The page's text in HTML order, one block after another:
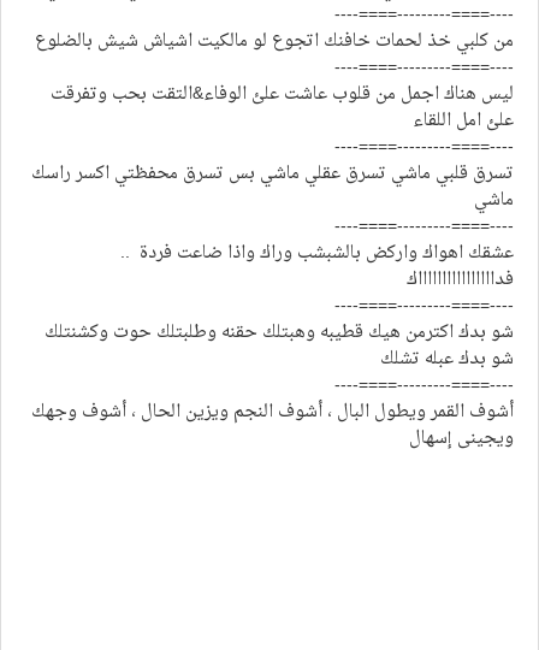
----====---------====----
من كلبي خذ لحمات خافنك اتجوع لو مالكيت اشياش شيش بالضلوع
----====---------====----
ليس هناك اجمل من قلوب عاشت علئ الوفاء&التقت بحب وتفرقت
علئ امل اللقاء
----====---------====----
تسرق قلبي ماشي تسرق عقلي ماشي بس تسرق محفظتي اكسر راسك
ماشي
----====---------====----
عشقك اهواك واركض بالشبشب وراك واذا ضاعت فردة ..
فدااااااااااااااااك
----====---------====----
شو بدك اكترمن هيك قطيبه وهبتلك حقنه وطلبتلك حوت وكشنتلك
شو بدك عبله تشلك
----====---------====----
أشوف القمر ويطول البال ، أشوف النجم ويزين الحال ، أشوف وجهك
ويجينى إسهال